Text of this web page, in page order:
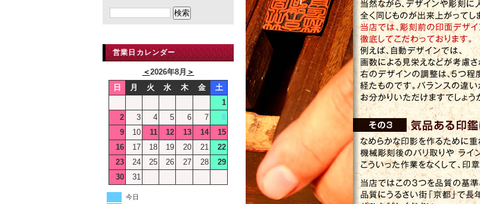
営業日カレンダー
＜2026年8月 ＞
日
月 火 水 木 金
土
1
2
3 4 5 6 7
8
9
10 11 12 13 14
15
16
17 18 19 20 21
22
23
24 25 26 27 28
29
30
31
今日